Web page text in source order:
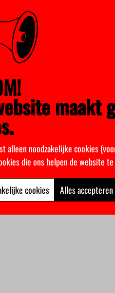
maakt
alleen noodzakelijke cookies
die ons helpen de website
cookies Alles accepteren